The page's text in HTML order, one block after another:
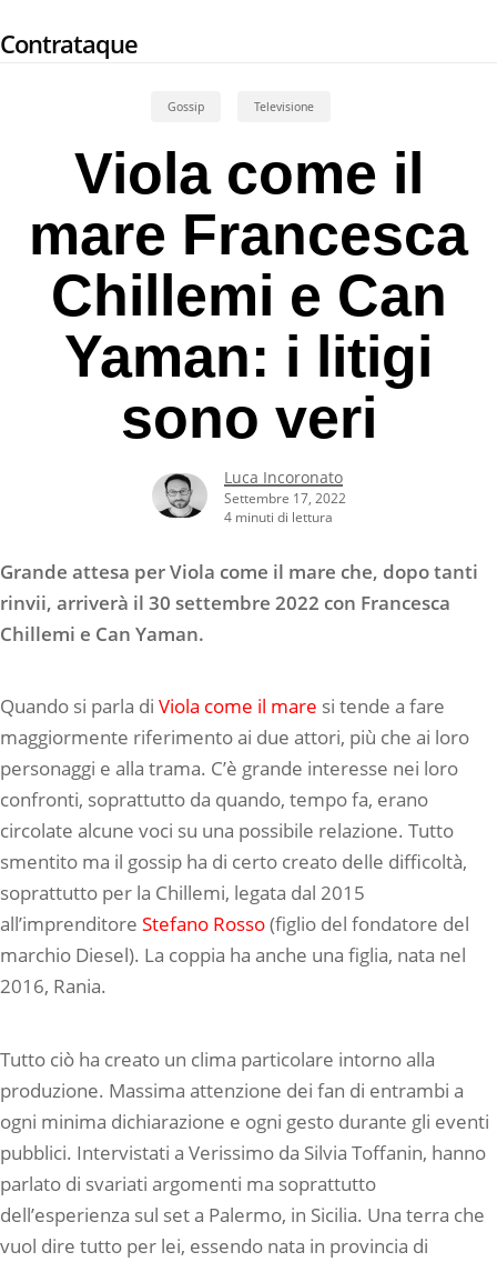
to
Contrataque
Gossip Televisione
Viola come il
mare Francesca
Chillemi e Can
Yaman: i litigi
sono veri
Luca Incoronato
Settembre 17, 2022
4 minuti di lettura
Grande attesa per Viola come il mare che, dopo tanti
rinvii, arriverà il 30 settembre 2022 con Francesca
Chillemi e Can Yaman.
Quando si parla di Viola come il mare si tende a fare
maggiormente riferimento ai due attori, più che ai loro
personaggi e alla trama. C’è grande interesse nei loro
confronti, soprattutto da quando, tempo fa, erano
circolate alcune voci su una possibile relazione. Tutto
smentito ma il gossip ha di certo creato delle difficoltà,
soprattutto per la Chillemi, legata dal 2015
all’imprenditore Stefano Rosso(figlio del fondatore del
marchio Diesel). La coppia ha anche una figlia, nata nel
2016, Rania.
Tutto ciò ha creato un clima particolare intorno alla
produzione. Massima attenzione dei fan di entrambi a
ogni minima dichiarazione e ogni gesto durante gli eventi
pubblici. Intervistati a Verissimo da Silvia Toffanin, hanno
parlato di svariati argomenti ma soprattutto
dell’esperienza sul set a Palermo, in Sicilia. Una terra che
vuol dire tutto per lei, essendo nata in provincia di